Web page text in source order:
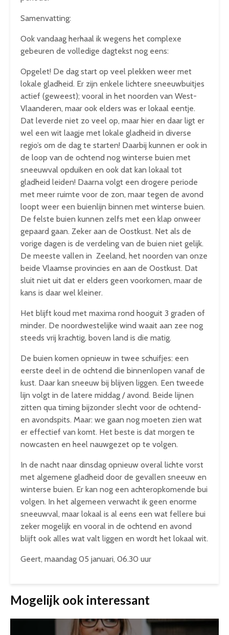
Samenvatting:
Ook vandaag herhaal ik wegens het complexe
gebeuren de volledige dagtekst nog eens:
Opgelet! De dag start op veel plekken weer met
lokale gladheid. Er zijn enkele lichtere sneeuwbuitjes
actief (geweest); vooral in het noorden van West-
Vlaanderen, maar ook elders was er lokaal eentje.
Dat leverde niet zo veel op, maar hier en daar ligt er
wel een wit laagje met lokale gladheid in diverse
regio’s om de dag te starten! Daarbij kunnen er ook in
de loop van de ochtend nog winterse buien met
sneeuwval opduiken en ook dat kan lokaal tot
gladheid leiden! Daarna volgt een drogere periode
met meer ruimte voor de zon, maar tegen de avond
loopt weer een buienlijn binnen met winterse buien.
De felste buien kunnen zelfs met een klap onweer
gepaard gaan. Zeker aan de Oostkust. Net als de
vorige dagen is de verdeling van de buien niet gelijk.
De meeste vallen in Zeeland, het noorden van onze
beide Vlaamse provincies en aan de Oostkust. Dat
sluit niet uit dat er elders geen voorkomen, maar de
kans is daar wel kleiner.
Het blijft koud met maxima rond hooguit 3 graden of
minder. De noordwestelijke wind waait aan zee nog
steeds vrij krachtig, boven land is die matig.
De buien komen opnieuw in twee schuifjes: een
eerste deel in de ochtend die binnenlopen vanaf de
kust. Daar kan sneeuw bij blijven liggen. Een tweede
lijn volgt in de latere middag / avond. Beide lijnen
zitten qua timing bijzonder slecht voor de ochtend-
en avondspits. Maar: we gaan nog moeten zien wat
er effectief van komt. Het beste is dat morgen te
nowcasten en heel nauwgezet op te volgen.
In de nacht naar dinsdag opnieuw overal lichte vorst
met algemene gladheid door de gevallen sneeuw en
winterse buien. Er kan nog een achteropkomende bui
volgen. In het algemeen verwacht ik geen enorme
sneeuwval, maar lokaal is al eens een wat fellere bui
zeker mogelijk en vooral in de ochtend en avond
blijft ook alles wat valt liggen en wordt het lokaal wit.
Geert, maandag 05 januari, 06.30 uur
Mogelijk ook interessant